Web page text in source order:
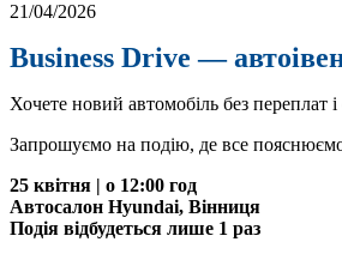
21/04/2026
Business Drive —
Хочете новий автомобіль без переплат
Запрошуємо на подію, де все
25 квітня | о 12:00 год
Автосалон Hyundai, Вінниця
Подія відбудеться лише 1 раз